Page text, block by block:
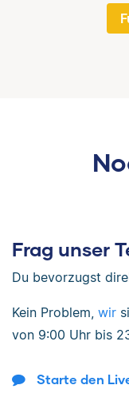
Frag unser
Du bevorzugst
Kein Problem, wir
von 9:00 Uhr bis
Starte den